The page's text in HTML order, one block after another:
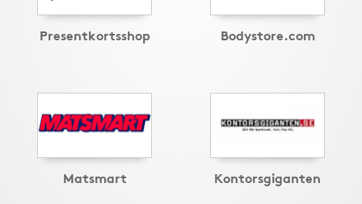
Presentkortsshop Bodystore.com
Matsmart Kontorsgiganten